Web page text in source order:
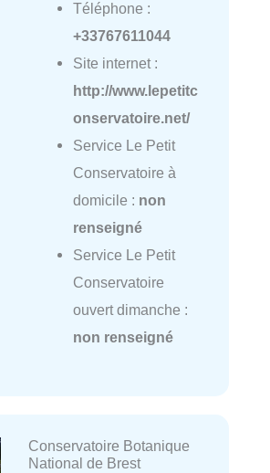
Téléphone :
+33767611044
Site internet :
http://www.lepetitc
onservatoire.net/
Service Le Petit
Conservatoire à
domicile : non
renseigné
Service Le Petit
Conservatoire
ouvert dimanche :
non renseigné
Conservatoire Botanique
National de Brest